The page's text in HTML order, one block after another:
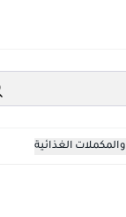
والمكملات الغذائية